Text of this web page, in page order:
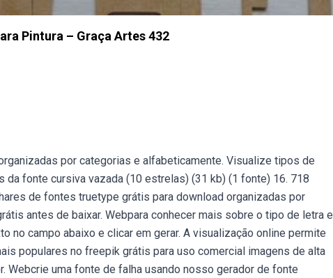
Pintura – Graça Artes 432
por categorias e alfabeticamente. Visualize tipos de
fonte cursiva vazada (10 estrelas) (31 kb) (1 fonte) 16. 718
de fontes truetype grátis para download organizadas por
antes de baixar. Webpara conhecer mais sobre o tipo de letra e
no campo abaixo e clicar em gerar. A visualização online permite
populares no freepik grátis para uso comercial imagens de alta
uma fonte de falha usando nosso gerador de fonte